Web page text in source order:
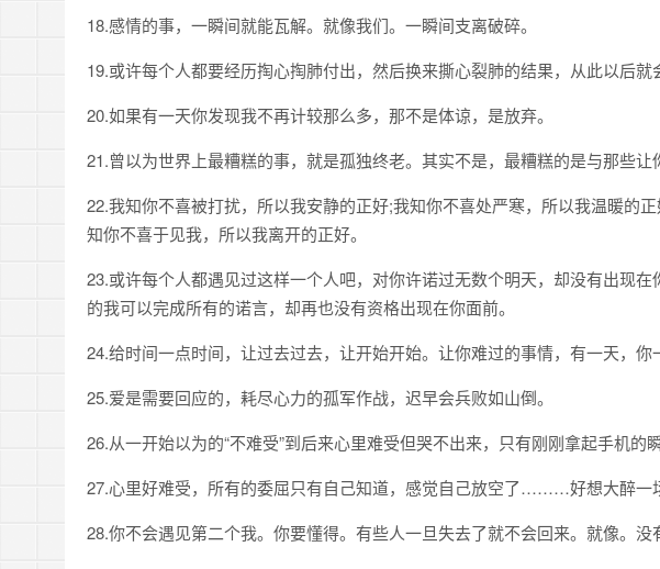
18.感情的事，一瞬间就能瓦解。就像我们。一瞬间支离破碎。
19.或许每个人都要经历掏心掏肺付出，然后换来撕心裂肺的结果，从此以后就
20.如果有一天你发现我不再计较那么多，那不是体谅，是放弃。
21.曾以为世界上最糟糕的事，就是孤独终老。其实不是，最糟糕的是与那些让
22.我知你不喜被打扰，所以我安静的正好;我知你不喜处严寒，所以我温暖的
知你不喜于见我，所以我离开的正好。
23.或许每个人都遇见过这样一个人吧，对你许诺过无数个明天，却没有出现
的我可以完成所有的诺言，却再也没有资格出现在你面前。
24.给时间一点时间，让过去过去，让开始开始。让你难过的事情，有一天，你
25.爱是需要回应的，耗尽心力的孤军作战，迟早会兵败如山倒。
26.从一开始以为的“不难受”到后来心里难受但哭不出来，只有刚刚拿起手机的
27.心里好难受，所有的委屈只有自己知道，感觉自己放空了………好想大醉
28.你不会遇见第二个我。你要懂得。有些人一旦失去了就不会回来。就像。没